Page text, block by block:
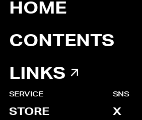
HOME
CONTENTS
LINKS
SERVICE
STORE
SNS
X